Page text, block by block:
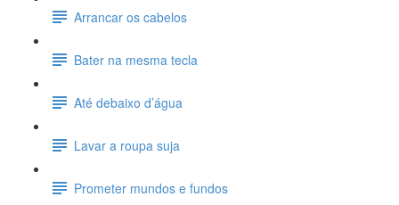
Arrancar os cabelos
Bater na mesma tecla
Até debaixo d’água
Lavar a roupa suja
Prometer mundos e fundos